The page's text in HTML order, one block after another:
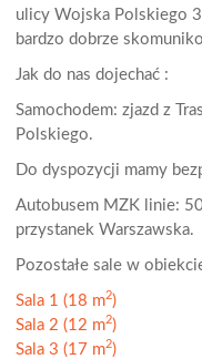
ulicy Wojska Polskiego
bardzo dobrze
Jak do nas dojechać :
Samochodem: zjazd z
Polskiego.
Do dyspozycji mamy
Autobusem MZK linie:
przystanek Warszawska.
Pozostałe sale w
Sala 1 (18 m2)
Sala 2 (12 m2)
Sala 3 (17 m2)